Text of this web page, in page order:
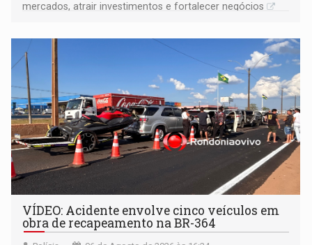
mercados, atrair investimentos e fortalecer negócios
VÍDEO: Acidente envolve cinco veículos em
obra de recapeamento na BR-364